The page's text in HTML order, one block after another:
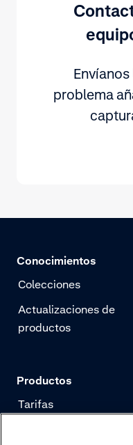
problema
Conocimientos
Colecciones
Actualizaciones de
productos
Productos
Tarifas